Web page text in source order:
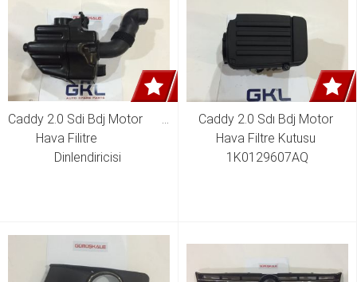
Caddy 2.0 Sdi Bdj Motor
Hava Filitre
Dinlendiricisi
Caddy 2.0 Sdı Bdj Motor
Hava Filtre Kutusu
1K0129607AQ